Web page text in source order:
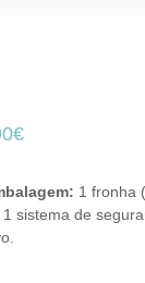
€
1 fronha
sistema de